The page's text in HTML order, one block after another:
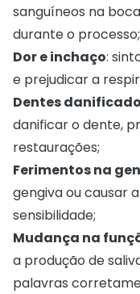
sanguíneos na
durante o processo;
Dor e inchaço:
e prejudicar a
Dentes
danificar o dente,
restaurações;
Ferimentos na
gengiva ou causar
sensibilidade;
Mudança na
a produção de
palavras